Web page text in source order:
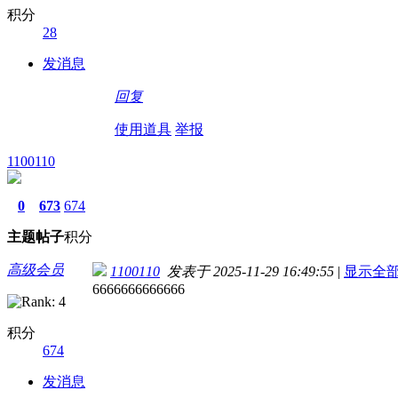
积分
28
发消息
回复
使用道具 举报
1100110
0
主题
673
帖子
674
积分
高级会员
积分
674
发消息
1100110 发表于 2025-11-29 16:49:55 | 显示全
6666666666666